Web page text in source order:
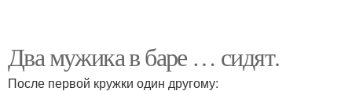
Два мужика в баре … сидят.
После первой кружки один другому: